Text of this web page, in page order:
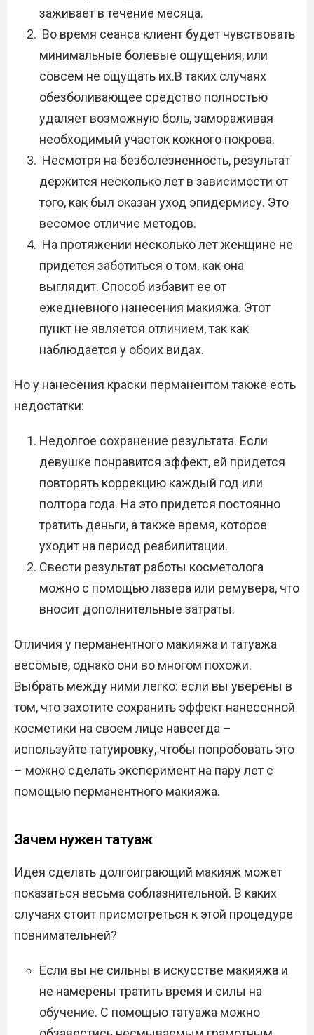
заживает в течение месяца.
Во время сеанса клиент будет чувствовать
минимальные болевые ощущения, или
совсем не ощущать их.В таких случаях
обезболивающее средство полностью
удаляет возможную боль, замораживая
необходимый участок кожного покрова.
Несмотря на безболезненность, результат
держится несколько лет в зависимости от
того, как был оказан уход эпидермису. Это
весомое отличие методов.
На протяжении несколько лет женщине не
придется заботиться о том, как она
выглядит. Способ избавит ее от
ежедневного нанесения макияжа. Этот
пункт не является отличием, так как
наблюдается у обоих видах.
Но у нанесения краски перманентом также есть
недостатки:
Недолгое сохранение результата. Если
девушке понравится эффект, ей придется
повторять коррекцию каждый год или
полтора года. На это придется постоянно
тратить деньги, а также время, которое
уходит на период реабилитации.
Свести результат работы косметолога
можно с помощью лазера или ремувера, что
вносит дополнительные затраты.
Отличия у перманентного макияжа и татуажа
весомые, однако они во многом похожи.
Выбрать между ними легко: если вы уверены в
том, что захотите сохранить эффект нанесенной
косметики на своем лице навсегда –
используйте татуировку, чтобы попробовать это
– можно сделать эксперимент на пару лет с
помощью перманентного макияжа.
Зачем нужен татуаж
Идея сделать долгоиграющий макияж может
показаться весьма соблазнительной. В каких
случаях стоит присмотреться к этой процедуре
повнимательней?
Если вы не сильны в искусстве макияжа и
не намерены тратить время и силы на
обучение. С помощью татуажа можно